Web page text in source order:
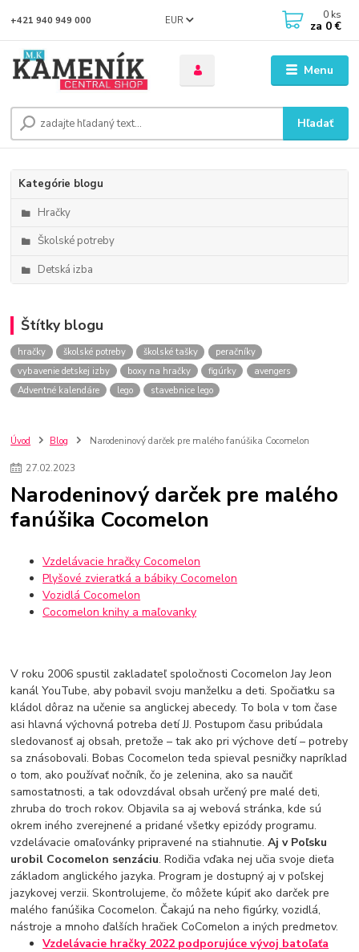
Menu
EUR
Hľadať
+421 940 949 000 0 ks
za 0 €
Kategórie blogu
Hračky
Školské potreby
Detská izba
Štítky blogu
hračky školské potreby školské tašky
peračníky
vybavenie detskej izby
boxy na hračky figúrky
avengers
Adventné kalendáre
lego stavebnice lego
Úvod Blog Narodeninový darček pre malého fanúšika Cocomelon
27.02.2023
Narodeninový darček pre malého
fanúšika Cocomelon
Vzdelávacie hračky Cocomelon
Plyšové zvieratká a bábiky Cocomelon
Vozidlá Cocomelon
Cocomelon knihy a maľovanky
V roku 2006 spustil zakladateľ spoločnosti Cocomelon Jay Jeon
kanál YouTube, aby pobavil svoju manželku a deti. Spočiatku sa
kládol dôraz na učenie sa anglickej abecedy. To bola v tom čase
asi hlavná výchovná potreba detí JJ. Postupom času pribúdala
sledovanosť aj obsah, pretože – tak ako pri výchove detí – potreby
sa znásobovali. Bobas Cocomelon teda spieval pesničky napríklad
o tom, ako používať nočník, čo je zelenina, ako sa naučiť
samostatnosti, a tak odovzdával obsah určený pre malé deti,
zhruba do troch rokov. Objavila sa aj webová stránka, kde sú
okrem iného zverejnené a pridané všetky epizódy programu.
vzdelávacie omaľovánky pripravené na stiahnutie.Aj v Poľsku
urobil Cocomelon senzáciu. Rodičia vďaka nej učia svoje dieťa
základom anglického jazyka. Program je dostupný aj v poľskej
jazykovej verzii. Skontrolujeme, čo môžete kúpiť ako darček pre
malého fanúšika Cocomelon. Čakajú na neho figúrky, vozidlá,
nástroje a mnoho ďalších hračiek CoComelon a iných predmetov.
Vzdelávacie hračky 2022 podporujúce vývoj batoľaťa